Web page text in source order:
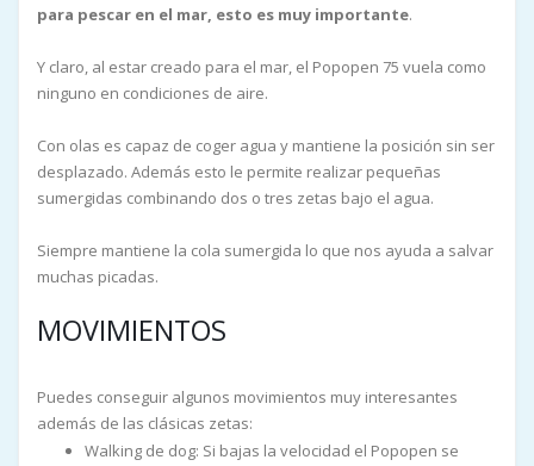
para pescar en el mar, esto es muy importante.
Y claro, al estar creado para el mar, el Popopen 75 vuela como
ninguno en condiciones de aire.
Con olas es capaz de coger agua y mantiene la posición sin ser
desplazado. Además esto le permite realizar pequeñas
sumergidas combinando dos o tres zetas bajo el agua.
Siempre mantiene la cola sumergida lo que nos ayuda a salvar
muchas picadas.
MOVIMIENTOS
Puedes conseguir algunos movimientos muy interesantes
además de las clásicas zetas:
Walking de dog: Si bajas la velocidad el Popopen se